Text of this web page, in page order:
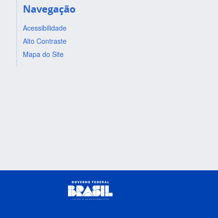
Navegação
Acessibilidade
Alto Contraste
Mapa do Site